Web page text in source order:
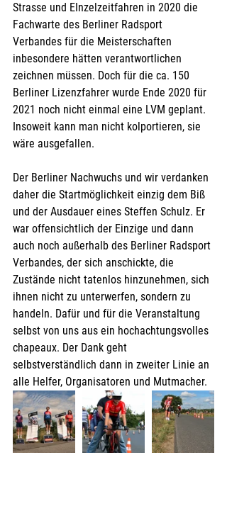
Strasse und EInzelzeitfahren in 2020 die
Fachwarte des Berliner Radsport
Verbandes für die Meisterschaften
inbesondere hätten verantwortlichen
zeichnen müssen. Doch für die ca. 150
Berliner Lizenzfahrer wurde Ende 2020 für
2021 noch nicht einmal eine LVM geplant.
Insoweit kann man nicht kolportieren, sie
wäre ausgefallen.
Der Berliner Nachwuchs und wir verdanken
daher die Startmöglichkeit einzig dem Biß
und der Ausdauer eines Steffen Schulz. Er
war offensichtlich der Einzige und dann
auch noch außerhalb des Berliner Radsport
Verbandes, der sich anschickte, die
Zustände nicht tatenlos hinzunehmen, sich
ihnen nicht zu unterwerfen, sondern zu
handeln. Dafür und für die Veranstaltung
selbst von uns aus ein hochachtungsvolles
chapeaux. Der Dank geht
selbstverständlich dann in zweiter Linie an
alle Helfer, Organisatoren und Mutmacher.